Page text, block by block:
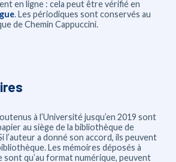
en ligne : cela peut être vérifié en
. Les périodiques sont conservés au
de Chemin Cappuccini.
à l’Université jusqu’en 2019 sont
au siège de la bibliothèque de
l’auteur a donné son accord, ils peuvent
Les mémoires déposés à
sont qu’au format numérique, peuvent